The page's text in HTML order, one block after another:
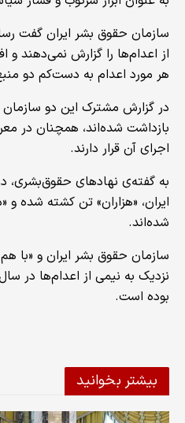
سازمان حقوق بشر ایران گفت
از اعدام‌ها را گزارش نمی‌دهند و
هر مورد اعدام به دست‌کم دو
در گزارش مشترک این دو
بازداشت شده‌اند، همچنان در
اجرای آن قرار دارند.
به گفته‌ی نهادهای حقوق‌بشری،
ایران، «هزاران» تن کشته شده و
شده‌اند.
سازمان حقوق بشر ایران و «با
بوده است.
بیشتر بخوانید